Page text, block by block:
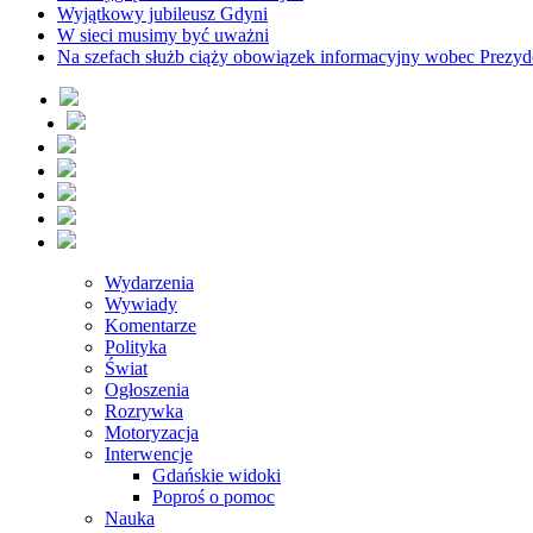
Wyjątkowy jubileusz Gdyni
W sieci musimy być uważni
Na szefach służb ciąży obowiązek informacyjny wobec
Wydarzenia
Wywiady
Komentarze
Polityka
Świat
Ogłoszenia
Rozrywka
Motoryzacja
Interwencje
Gdańskie widoki
Poproś o pomoc
Nauka